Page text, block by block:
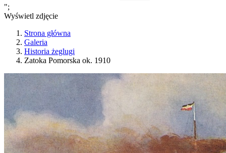
";
Wyświetl zdjęcie
Strona główna
Galeria
Historia żeglugi
Zatoka Pomorska ok. 1910